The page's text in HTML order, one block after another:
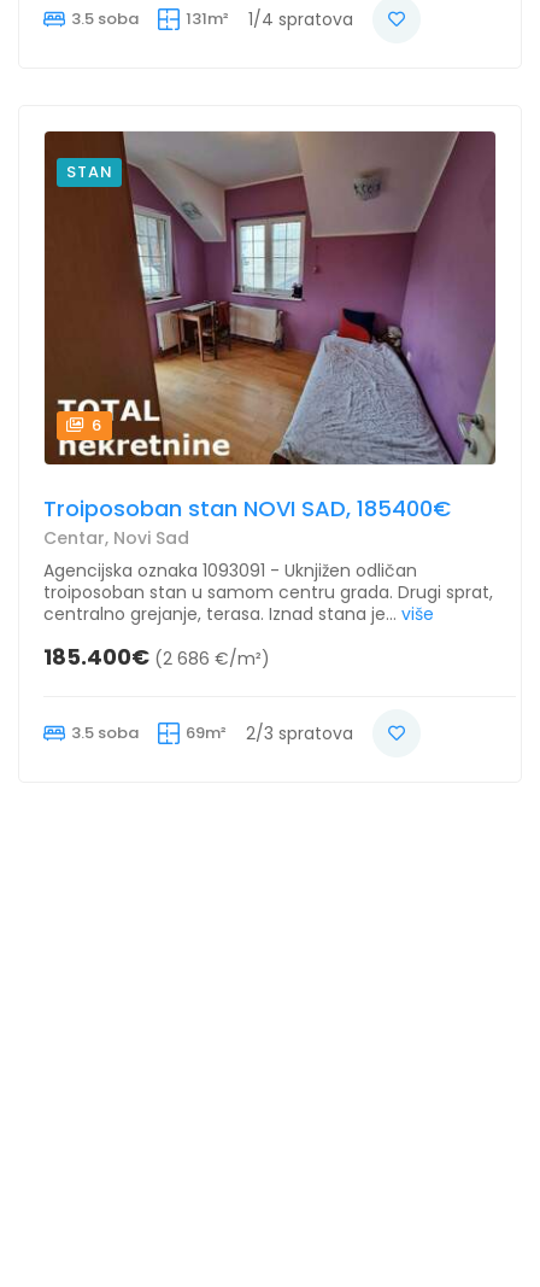
3.5 soba 131m² 1/4 spratova
STAN
6
Troiposoban stan NOVI SAD, 185400€
Centar, Novi Sad
Agencijska oznaka 1093091 - Uknjižen odličan
troiposoban stan u samom centru grada. Drugi sprat,
centralno grejanje, terasa. Iznad stana je... više
185.400€ (2 686 €/m²)
3.5 soba 69m² 2/3 spratova